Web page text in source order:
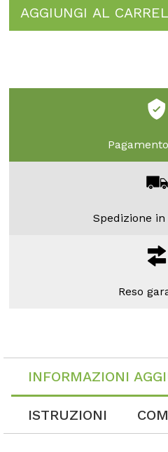
AGGIUNGI AL
Spedizione
Reso
INFORMAZIONI
ISTRUZIONI